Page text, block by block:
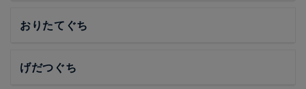
おりたてぐち
げだつぐち